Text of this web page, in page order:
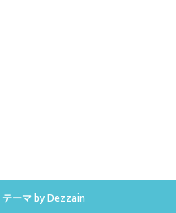
テーマ by Dezzain